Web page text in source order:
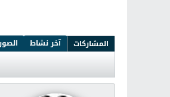
المشاركات آخر نشاط